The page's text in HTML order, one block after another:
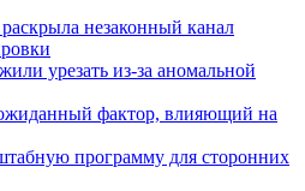
незаконный канал
урезать из-за аномальной
фактор, влияющий на
программу для сторонних